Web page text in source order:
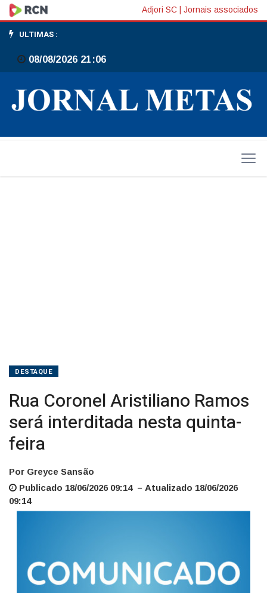
Rua
Coronel
Aristiliano
Ramos
será
interditada
Adjori SC Jornais associados
ULTIMAS :
08/08/2026 21:06
DESTAQUE
Rua Coronel Aristiliano Ramos
será interditada nesta quinta-
feira
Por Greyce Sansão
Publicado 18/06/2026 09:14 – Atualizado 18/06/2026
09:14